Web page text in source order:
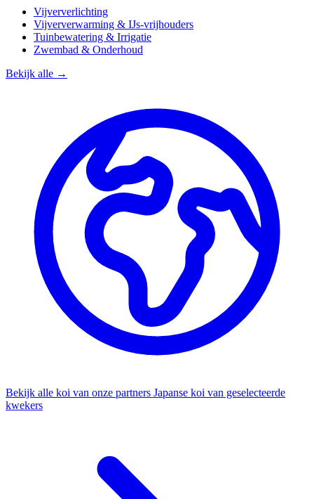
Vijververlichting
Vijververwarming & IJs-vrijhouders
Tuinbewatering & Irrigatie
Zwembad & Onderhoud
Bekijk alle →
Bekijk alle koi van onze partners Japanse koi van geselecteerde
kwekers